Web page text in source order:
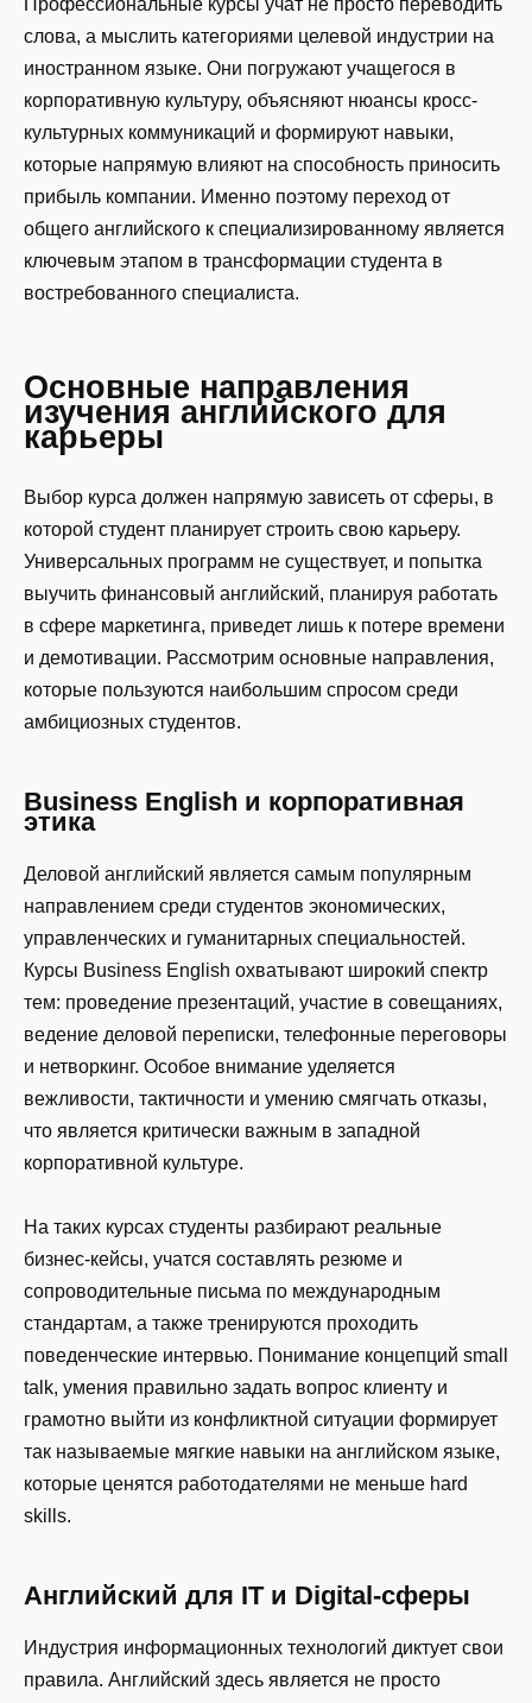
Профессиональные курсы учат не просто переводить
слова, а мыслить категориями целевой индустрии на
иностранном языке. Они погружают учащегося в
корпоративную культуру, объясняют нюансы кросс-
культурных коммуникаций и формируют навыки,
которые напрямую влияют на способность приносить
прибыль компании. Именно поэтому переход от
общего английского к специализированному является
ключевым этапом в трансформации студента в
востребованного специалиста.
Основные направления
изучения английского для
карьеры
Выбор курса должен напрямую зависеть от сферы, в
которой студент планирует строить свою карьеру.
Универсальных программ не существует, и попытка
выучить финансовый английский, планируя работать
в сфере маркетинга, приведет лишь к потере времени
и демотивации. Рассмотрим основные направления,
которые пользуются наибольшим спросом среди
амбициозных студентов.
Business English и корпоративная
этика
Деловой английский является самым популярным
направлением среди студентов экономических,
управленческих и гуманитарных специальностей.
Курсы Business English охватывают широкий спектр
тем: проведение презентаций, участие в совещаниях,
ведение деловой переписки, телефонные переговоры
и нетворкинг. Особое внимание уделяется
вежливости, тактичности и умению смягчать отказы,
что является критически важным в западной
корпоративной культуре.
На таких курсах студенты разбирают реальные
бизнес-кейсы, учатся составлять резюме и
сопроводительные письма по международным
стандартам, а также тренируются проходить
поведенческие интервью. Понимание концепций small
talk, умения правильно задать вопрос клиенту и
грамотно выйти из конфликтной ситуации формирует
так называемые мягкие навыки на английском языке,
которые ценятся работодателями не меньше hard
skills.
Английский для IT и Digital-сферы
Индустрия информационных технологий диктует свои
правила. Английский здесь является не просто